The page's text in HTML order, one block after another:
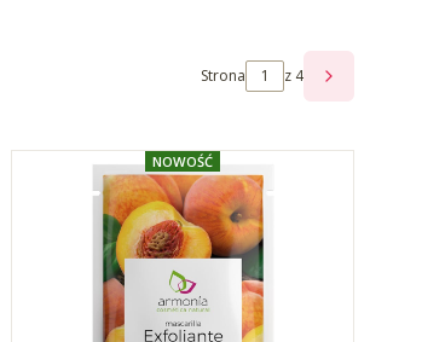
Strona z 4
NASTĘPNE
NOWOŚĆ